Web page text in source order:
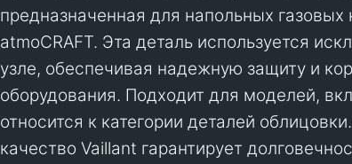
предназначенная для напольных газовых
atmoCRAFT. Эта деталь используется
узле, обеспечивая надежную защиту и
оборудования. Подходит для моделей,
относится к категории деталей
качество Vaillant гарантирует